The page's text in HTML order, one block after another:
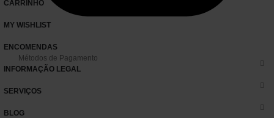
Métodos de Pagamento
CARRINHO
MY WISHLIST
ENCOMENDAS
INFORMAÇÃO LEGAL
SERVIÇOS
BLOG